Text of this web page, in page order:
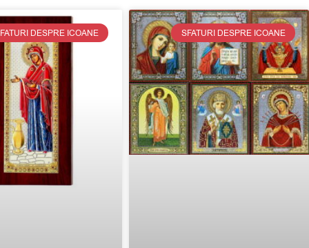
DESPRE ICOANE SFATURI DESPRE ICOANE